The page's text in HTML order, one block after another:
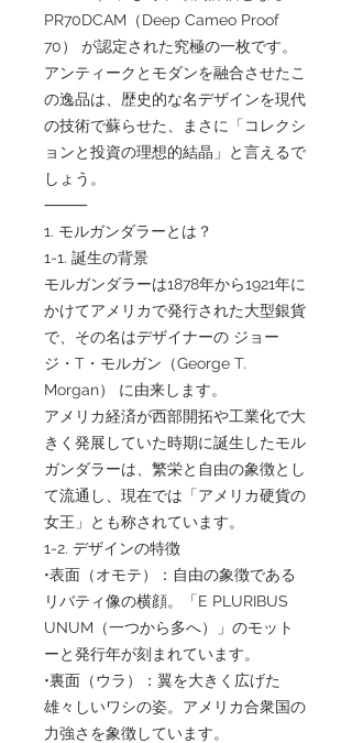
PR70DCAM（Deep Cameo Proof
70） が認定された究極の一枚です。
アンティークとモダンを融合させたこ
の逸品は、歴史的な名デザインを現代
の技術で蘇らせた、まさに「コレクシ
ョンと投資の理想的結晶」と言えるで
しょう。
⸻
1. モルガンダラーとは？
1-1. 誕生の背景
モルガンダラーは1878年から1921年に
かけてアメリカで発行された大型銀貨
で、その名はデザイナーの ジョー
ジ・T・モルガン（George T.
Morgan） に由来します。
アメリカ経済が西部開拓や工業化で大
きく発展していた時期に誕生したモル
ガンダラーは、繁栄と自由の象徴とし
て流通し、現在では「アメリカ硬貨の
女王」とも称されています。
1-2. デザインの特徴
•表面（オモテ）：自由の象徴である
リバティ像の横顔。「E PLURIBUS
UNUM（一つから多へ）」のモット
ーと発行年が刻まれています。
•裏面（ウラ）：翼を大きく広げた
雄々しいワシの姿。アメリカ合衆国の
力強さを象徴しています。